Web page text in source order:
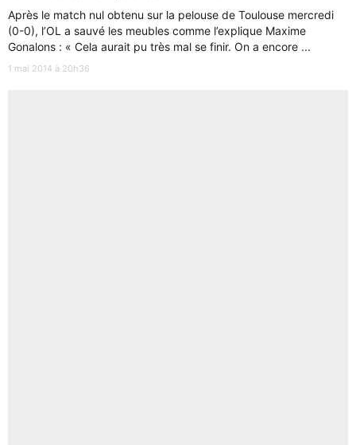
Après le match nul obtenu sur la pelouse de Toulouse mercredi
(0-0), l’OL a sauvé les meubles comme l’explique Maxime
Gonalons : « Cela aurait pu très mal se finir. On a encore ...
1 mai 2014 à 20h36